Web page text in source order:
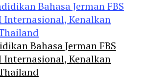
Bahasa Jerman FBS
Internasional, Kenalkan